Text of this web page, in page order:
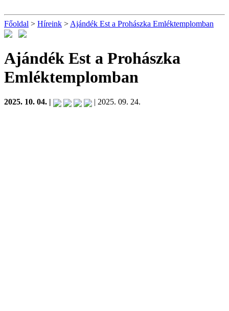
Főoldal > Híreink > Ajándék Est a Prohászka Emléktemplomban
Ajándék Est a Prohászka
Emléktemplomban
2025. 10. 04. | | 2025. 09. 24.